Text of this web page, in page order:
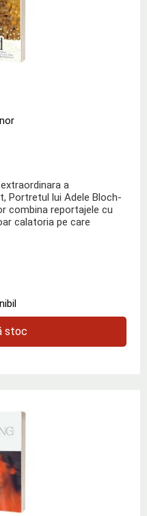
a
Portretul lui Adele Bloch-
combina reportajele cu
calatoria pe care
stoc